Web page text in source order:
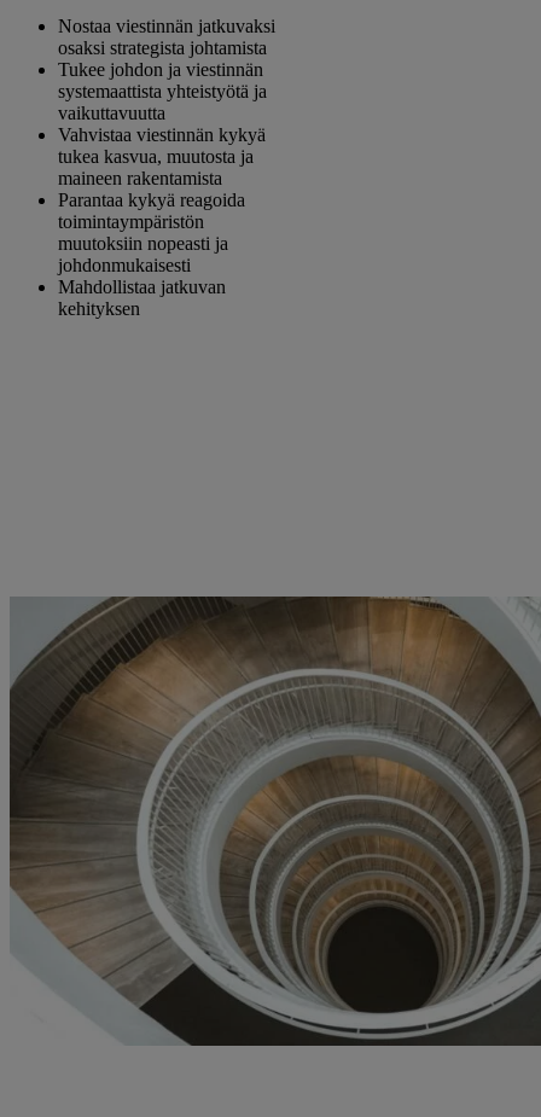
Nostaa viestinnän jatkuvaksi
osaksi strategista johtamista
Tukee johdon ja viestinnän
systemaattista yhteistyötä ja
vaikuttavuutta
Vahvistaa viestinnän kykyä
tukea kasvua, muutosta ja
maineen rakentamista
Parantaa kykyä reagoida
toimintaympäristön
muutoksiin nopeasti ja
johdonmukaisesti
Mahdollistaa jatkuvan
kehityksen